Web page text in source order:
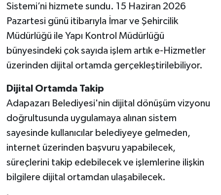
Sistemi’ni hizmete sundu. 15 Haziran 2026
Pazartesi günü itibarıyla İmar ve Şehircilik
Müdürlüğü ile Yapı Kontrol Müdürlüğü
bünyesindeki çok sayıda işlem artık e-Hizmetler
üzerinden dijital ortamda gerçekleştirilebiliyor.
Dijital Ortamda Takip
Adapazarı Belediyesi'nin dijital dönüşüm vizyonu
doğrultusunda uygulamaya alınan sistem
sayesinde kullanıcılar belediyeye gelmeden,
internet üzerinden başvuru yapabilecek,
süreçlerini takip edebilecek ve işlemlerine ilişkin
bilgilere dijital ortamdan ulaşabilecek.